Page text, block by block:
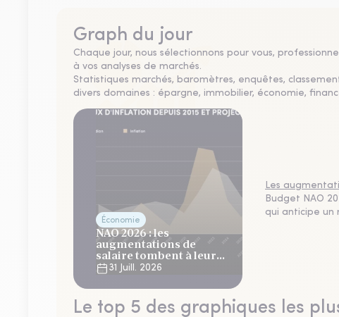
Graph du jour
Chaque jour, nous sélectionnons pour vous,
à vos analyses de marchés.
Statistiques marchés, baromètres, enquêtes,
divers domaines : épargne, immobilier, économie,
Économie
NAO 2026 : les
augmentations de
salaire tombent à leur
plus bas niveau depuis 4
ans
31 Juill. 2026
Les
Budget NAO
qui anticipe un
Le top 5 des graphiques les